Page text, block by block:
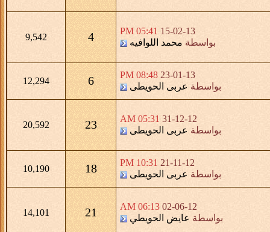
15-02-13
05:41 PM
بواسطة محمد اللوافيه 4
9,542
23-01-13
08:48 PM
بواسطة عربى الحويطى 6
12,294
31-12-12
05:31 AM
بواسطة عربى الحويطى 23
20,592
21-11-12
10:31 PM
بواسطة عربى الحويطى 18
10,190
02-06-12
06:13 AM
بواسطة عايض الحويطي 21
14,101